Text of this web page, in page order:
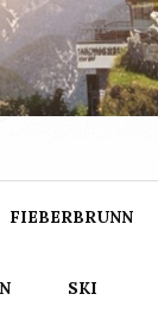
FIEBERBRUNN
SKI